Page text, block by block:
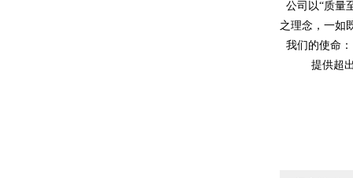
公司以“质量
之理念，一如
我们的使命：
提供超出客